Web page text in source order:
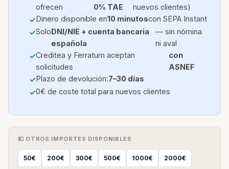
ofrecen
0% TAE
nuevos clientes)
Dinero disponible en10 minutoscon SEPA Instant
SoloDNI/NIE + cuenta bancaria
española
— sin nómina
ni aval
Creditea y Ferratum aceptan
solicitudes
con
ASNEF
Plazo de devolución:7–30 días
0€ de coste total para nuevos clientes
💶 OTROS IMPORTES DISPONIBLES
50€ 200€ 300€ 500€ 1000€ 2000€